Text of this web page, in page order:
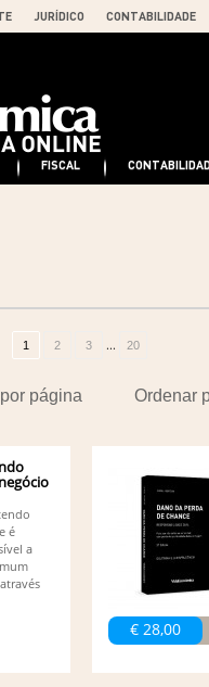
JURÍDICO CONTABILIDADE
FISCAL
1 2 3 ... 20
Ordenar
página
é
a
€ 28,00